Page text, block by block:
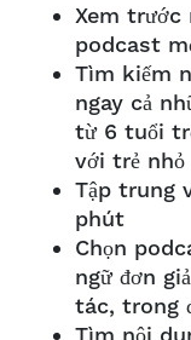
Xem trước
podcast
Tìm kiếm
ngay cả
từ 6 tuổi
với trẻ nhỏ
Tập trung
phút
Chọn
ngữ đơn
tác, trong